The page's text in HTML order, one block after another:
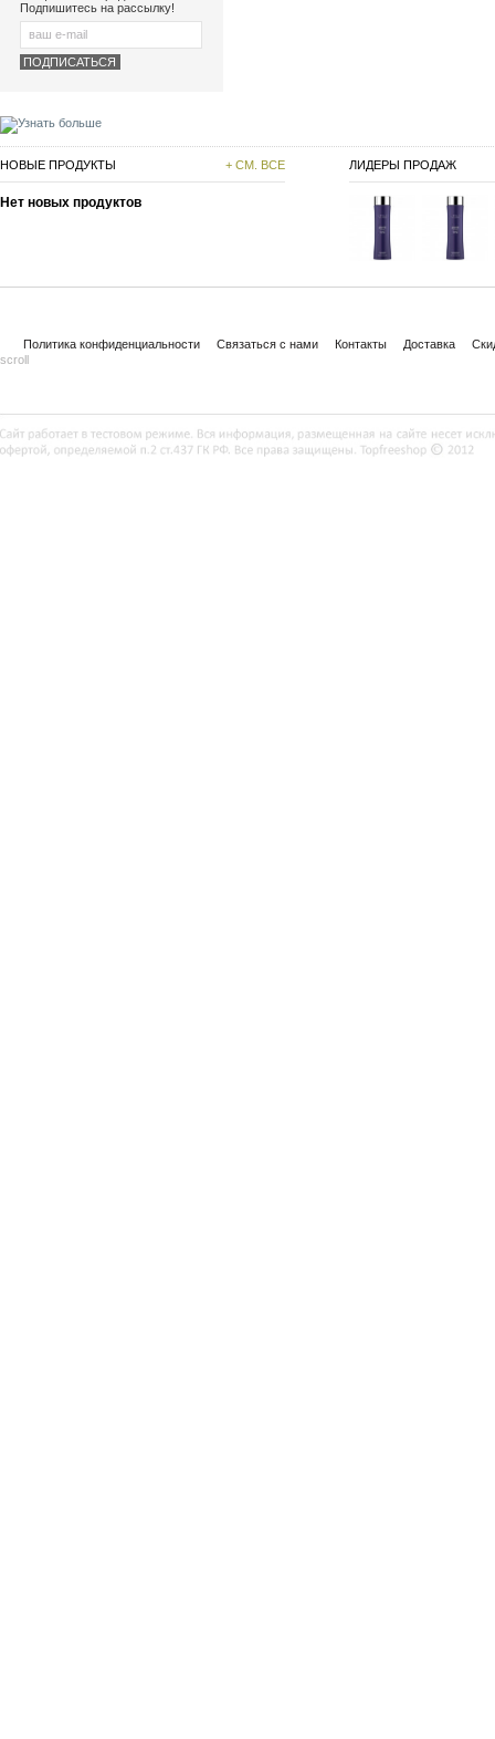
Подпишитесь на рассылку!
НОВЫЕ ПРОДУКТЫ + СМ. ВСЕ
Нет новых продуктов
ЛИДЕРЫ ПРОДАЖ
Политика конфиденциальности Связаться с нами Контакты Доставка
scroll